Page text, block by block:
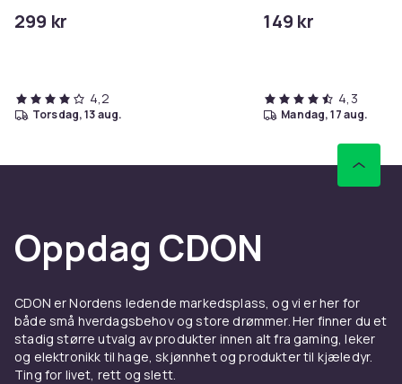
299 kr
4,2
torsdag, 13 aug.
149 kr
4,3
mandag, 17 aug.
Oppdag CDON
CDON er Nordens ledende markedsplass, og vi er her for
både små hverdagsbehov og store drømmer. Her finner du et
stadig større utvalg av produkter innen alt fra gaming, leker
og elektronikk til hage, skjønnhet og produkter til kjæledyr.
Ting for livet, rett og slett.